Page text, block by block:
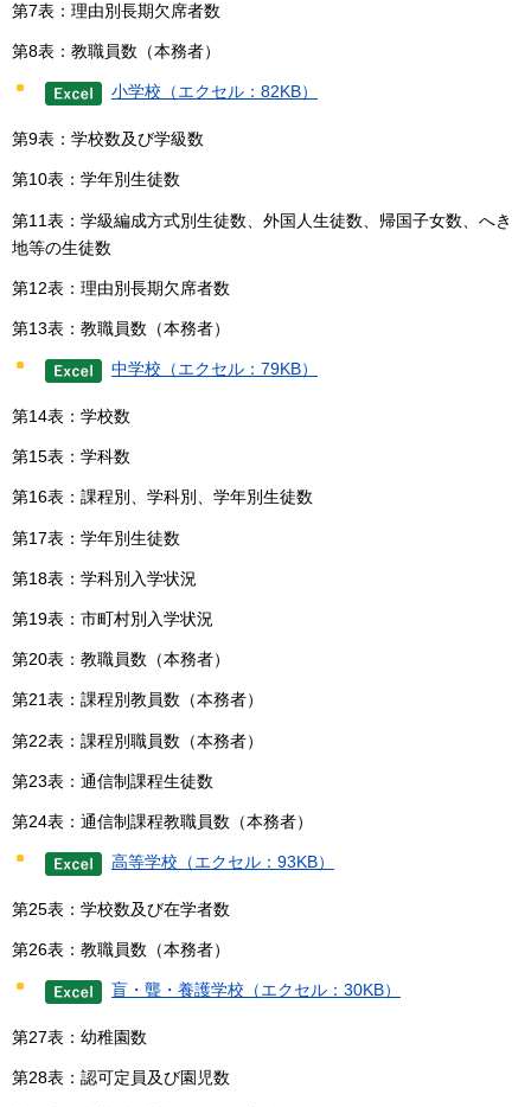
第7表：理由別長期欠席者数
第8表：教職員数（本務者）
小学校（エクセル：82KB）
第9表：学校数及び学級数
第10表：学年別生徒数
第11表：学級編成方式別生徒数、外国人生徒数、帰国子女数、へき
地等の生徒数
第12表：理由別長期欠席者数
第13表：教職員数（本務者）
中学校（エクセル：79KB）
第14表：学校数
第15表：学科数
第16表：課程別、学科別、学年別生徒数
第17表：学年別生徒数
第18表：学科別入学状況
第19表：市町村別入学状況
第20表：教職員数（本務者）
第21表：課程別教員数（本務者）
第22表：課程別職員数（本務者）
第23表：通信制課程生徒数
第24表：通信制課程教職員数（本務者）
高等学校（エクセル：93KB）
第25表：学校数及び在学者数
第26表：教職員数（本務者）
盲・聾・養護学校（エクセル：30KB）
第27表：幼稚園数
第28表：認可定員及び園児数